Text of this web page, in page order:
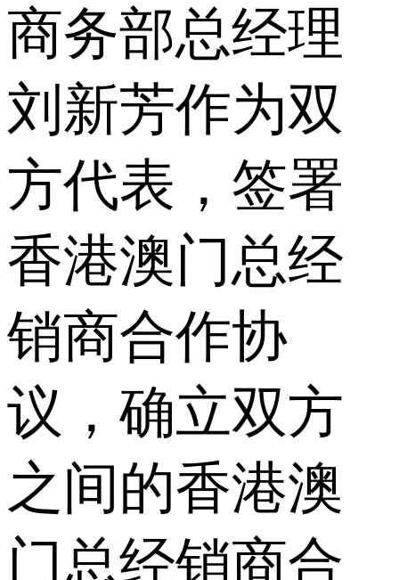
商务部总经理
刘新芳作为双
方代表，签署
香港澳门总经
销商合作协
议，确立双方
之间的香港澳
门总经销商合